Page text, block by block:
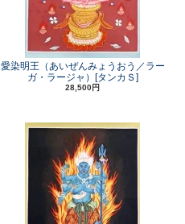
愛染明王（あいぜんみょうおう／ラー
ガ・ラージャ）[タンカＳ]
28,500円